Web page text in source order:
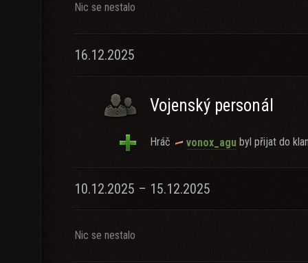
Nic se nestalo
16.12.2025
Vojenský personál
Hráč vonox_agu byl přijat do
10.12.2025 – 15.12.2025
Nic se nestalo